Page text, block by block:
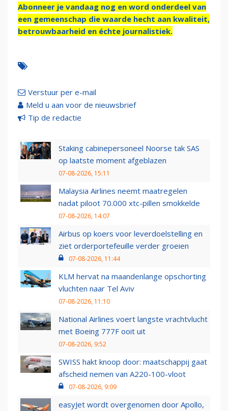
Abonneer je vandaag nog en word onderdeel van
een gemeenschap die waarde hecht aan kwaliteit,
betrouwbaarheid en échte journalistiek.
Verstuur per e-mail
Meld u aan voor de nieuwsbrief
Tip de redactie
Staking cabinepersoneel Noorse tak SAS
op laatste moment afgeblazen
07-08-2026, 15:11
Malaysia Airlines neemt maatregelen
nadat piloot 70.000 xtc-pillen smokkelde
07-08-2026, 14:07
Airbus op koers voor leverdoelstelling en
ziet orderportefeuille verder groeien
07-08-2026, 11:44
KLM hervat na maandenlange opschorting
vluchten naar Tel Aviv
07-08-2026, 11:10
National Airlines voert langste vrachtvlucht
met Boeing 777F ooit uit
07-08-2026, 9:52
SWISS hakt knoop door: maatschappij gaat
afscheid nemen van A220-100-vloot
07-08-2026, 9:09
easyJet wordt overgenomen door Apollo,